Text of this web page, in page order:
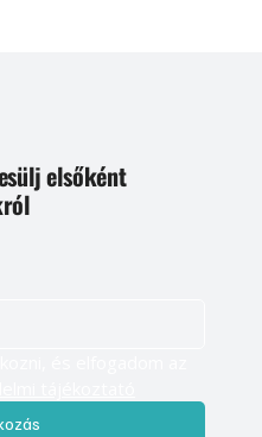
elsőként